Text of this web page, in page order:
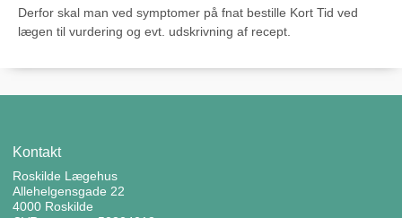
Derfor skal man ved symptomer på fnat bestille Kort Tid ved
lægen til vurdering og evt. udskrivning af recept.
Kontakt
Roskilde Lægehus
Allehelgensgade 22
4000 Roskilde